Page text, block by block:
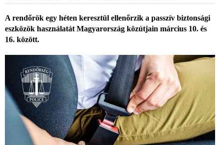
A rendőrök egy héten keresztül ellenőrzik a passzív biztonsági
eszközök használatát Magyarország közútjain március 10. és
16. között.